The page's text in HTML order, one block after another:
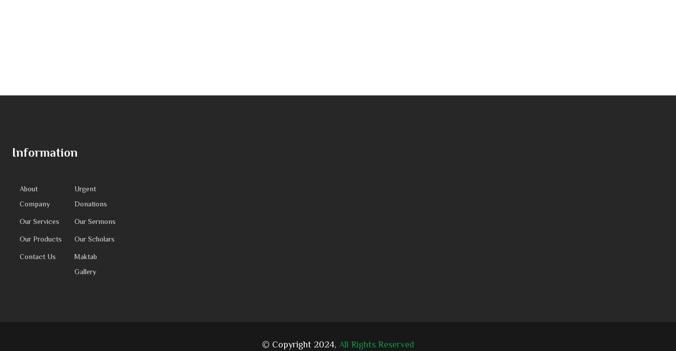
Information
About
Company
Urgent
Donations
Our Services Our Sermons
Our Products Our Scholars
Contact Us
Maktab
Gallery
© Copyright 2024, All Rights Reserved